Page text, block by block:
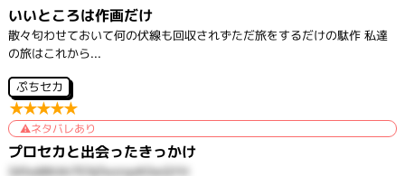
いいところは作画だけ
散々匂わせておいて何の伏線も回収されずただ旅をするだけの駄作 私達
の旅はこれから...
ぷちセカ
★★★★★
ネタバレあり
プロセカと出会ったきっかけ
341xd6KAh757qTwzrqxK0wQYH